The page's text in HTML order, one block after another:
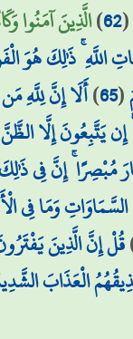
(
62
)الَّذِينَ آمَنُوا
اللَّهِ ۚ ذَٰلِكَ هُوَ
(
65
)أَلَا إِنَّ لِلَّهِ
يَتَّبِعُونَ إِلَّا
مُبْصِرًا ۚ إِنَّ فِي
فِي السَّمَاوَاتِ
قُلْ إِنَّ الَّذِينَ
الْعَذَابَ